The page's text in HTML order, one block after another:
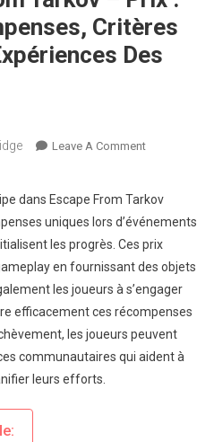
Critères
Des
Leave A CommentOn
Dans
Escape
From
Tarkov
–
Prix
:
dans Escape From Tarkov
uniques lors d’événements
les progrès. Ces prix
en fournissant des objets
les joueurs à s’engager
efficacement ces récompenses
les joueurs peuvent
communautaires qui aident à
leurs efforts.